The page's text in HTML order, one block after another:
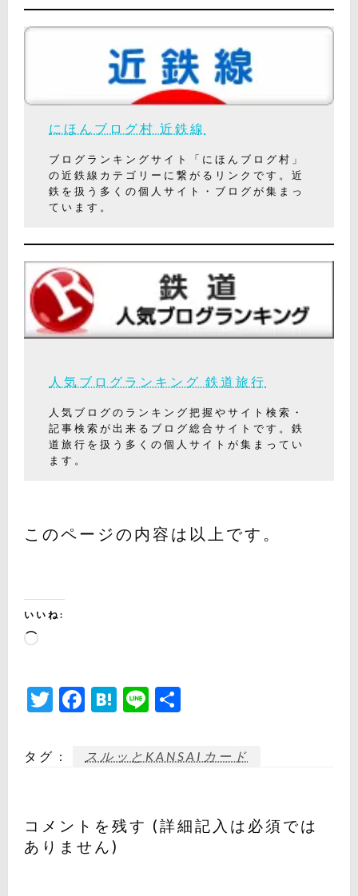
にほんブログ村 近鉄線
ブログランキングサイト「にほんブログ村」
の近鉄線カテゴリーに繋がるリンクです。近
鉄を扱う多くの個人サイト・ブログが集まっ
ています。
人気ブログランキング 鉄道旅行
人気ブログのランキング把握やサイト検索・
記事検索が出来るブログ総合サイトです。鉄
道旅行を扱う多くの個人サイトが集まってい
ます。
このページの内容は以上です。
いいね:
読
み
Twitter
Facebook
Hatena
Line
タグ : スルッとKANSAIカード
コメントを残す (詳細記入は必須では
ありません)